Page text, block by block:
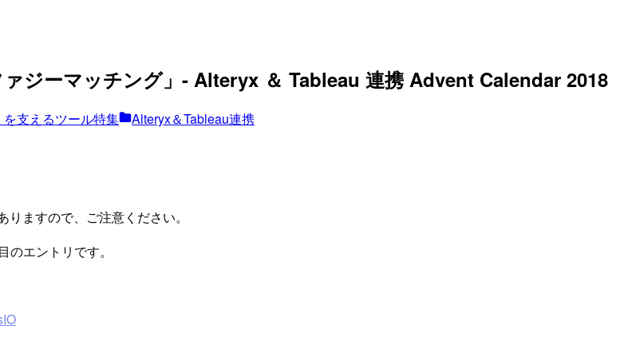
ジーマッチング」- Alteryx ＆ Tableau 連携 Advent Calendar 2018
を支えるツール特集
Alteryx＆Tableau連携
ますので、ご注意ください。
エントリです。